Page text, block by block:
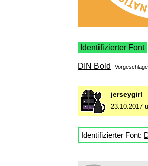
Identifizierter Font
DIN Bold
jerseygirl
23.10.2017
Identifizierter Font: